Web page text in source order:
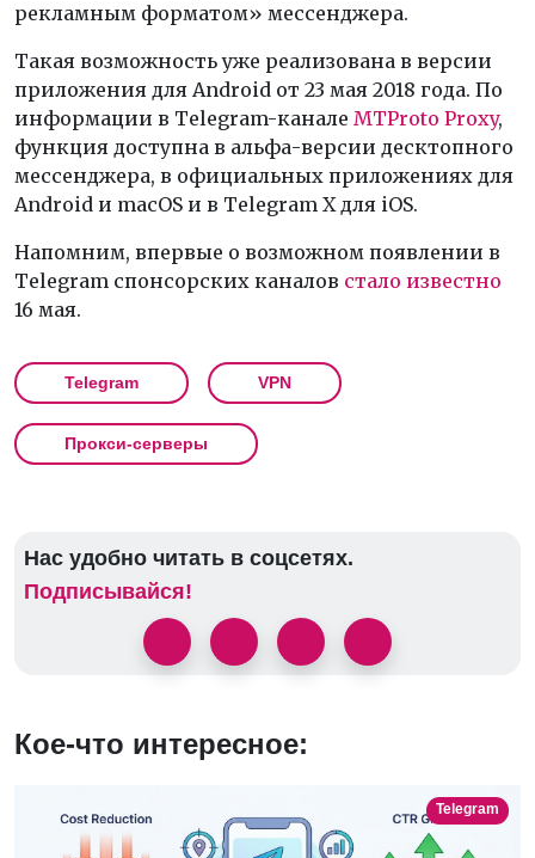
рекламным форматом» мессенджера.
Такая возможность уже реализована в версии
приложения для Android от 23 мая 2018 года. По
информации в Telegram-канале MTProto Proxy,
функция доступна в альфа-версии десктопного
мессенджера, в официальных приложениях для
Android и macOS и в Telegram X для iOS.
Напомним, впервые о возможном появлении в
Telegram спонсорских каналов стало известно
16 мая.
Telegram VPN
Прокси-серверы
Нас удобно читать в соцсетях.
Подписывайся!
Кое-что интересное:
Telegram